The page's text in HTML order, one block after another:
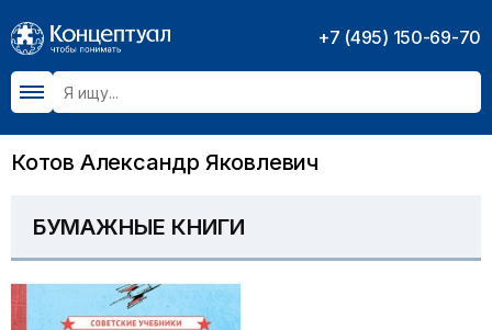
+7 (495) 150-69-70
Котов Александр Яковлевич
БУМАЖНЫЕ КНИГИ